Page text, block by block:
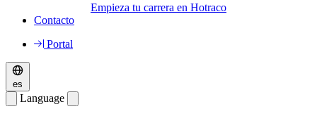
Empieza tu carrera en Hotraco
Contacto
Portal
es
Language